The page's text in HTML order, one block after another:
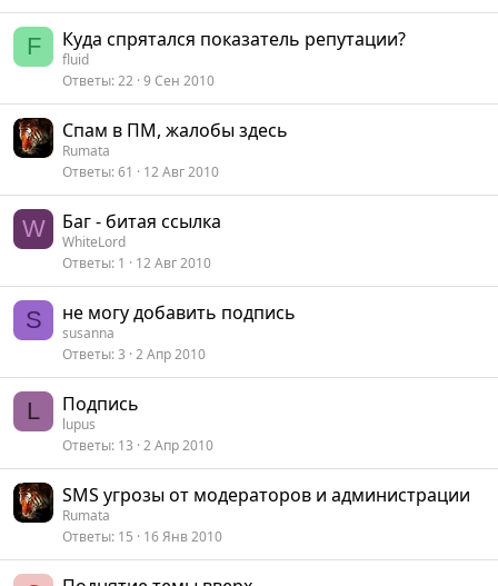
F Куда спрятался показатель репутации?
fluid
Ответы 22 9 Сен 2010
Спам в ПМ, жалобы здесь
Rumata
Ответы 61 12 Авг 2010
W Баг - битая ссылка
WhiteLord
Ответы 1 12 Авг 2010
S не могу добавить подпись
susanna
Ответы 3 2 Апр 2010
L Подпись
lupus
Ответы 13 2 Апр 2010
SMS угрозы от модераторов и администрации
Rumata
Ответы 15 16 Янв 2010